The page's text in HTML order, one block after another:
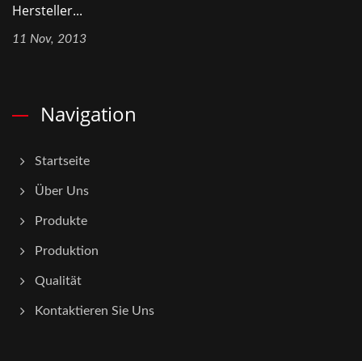
Hersteller...
11 Nov, 2013
Navigation
Startseite
Über Uns
Produkte
Produktion
Qualität
Kontaktieren Sie Uns